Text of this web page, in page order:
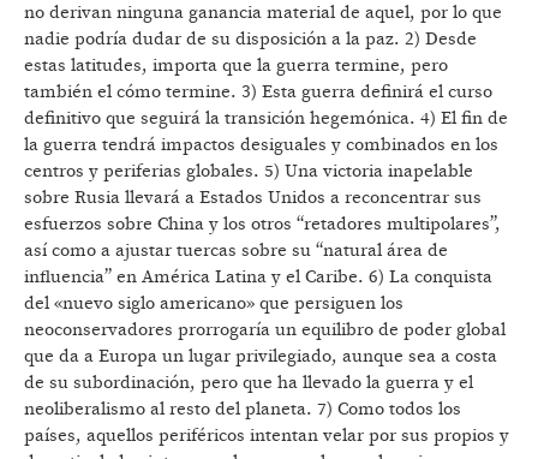
no derivan ninguna ganancia material de aquel, por lo que
nadie podría dudar de su disposición a la paz. 2) Desde
estas latitudes, importa que la guerra termine, pero
también el cómo termine. 3) Esta guerra definirá el curso
definitivo que seguirá la transición hegemónica. 4) El fin de
la guerra tendrá impactos desiguales y combinados en los
centros y periferias globales. 5) Una victoria inapelable
sobre Rusia llevará a Estados Unidos a reconcentrar sus
esfuerzos sobre China y los otros “retadores multipolares”,
así como a ajustar tuercas sobre su “natural área de
influencia” en América Latina y el Caribe. 6) La conquista
del «nuevo siglo americano» que persiguen los
neoconservadores prorrogaría un equilibro de poder global
que da a Europa un lugar privilegiado, aunque sea a costa
de su subordinación, pero que ha llevado la guerra y el
neoliberalismo al resto del planeta. 7) Como todos los
países, aquellos periféricos intentan velar por sus propios y